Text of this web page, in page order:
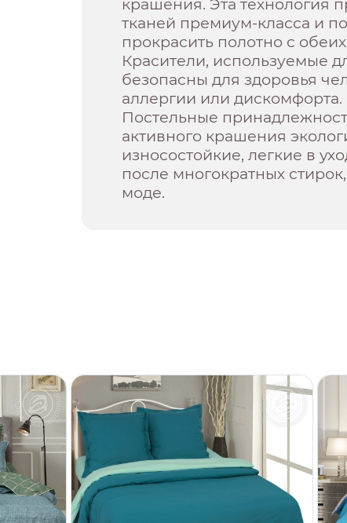
крашения. Эта технология
тканей премиум-класса и
прокрасить полотно с
Красители, используемые
безопасны для здоровья
аллергии или дискомфорта.
Постельные
активного крашения
износостойкие, легкие в
после многократных
моде.